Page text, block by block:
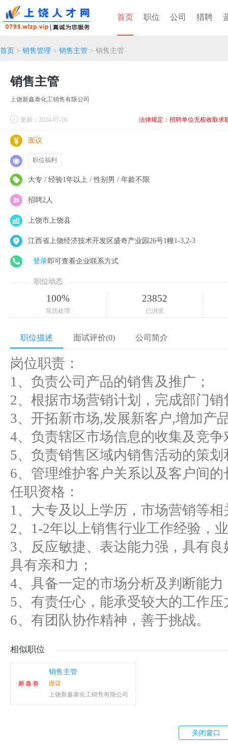
首页 职位 公司 猎聘
首页 > 销售管理 > 销售主管 > 销售主管
销售主管
上饶新鑫泰化工销售有限公司
更新：2024-07-16 法律规定：招聘单位无权收取求
面议
职位福利
大专 / 经验1年以上 / 性别男 / 年龄不限
招聘2人
上饶市上饶县
江西省上饶经济技术开发区盛奇产业园26号1幢1-3,2-3
登录即可查看企业联系方式
职位动态
100%
简历处理
23852
已浏览
职位描述 面试评价(0) 公司简介
岗位职责：
1、负责公司产品的销售及推广；
2、根据市场营销计划，完成部门销
3、开拓新市场,发展新客户,增加产
4、负责辖区市场信息的收集及竞
5、负责销售区域内销售活动的策
6、管理维护客户关系以及客户间
任职资格：
1、大专及以上学历，市场营销等相
2、1-2年以上销售行业工作经验，
3、反应敏捷、表达能力强，具有
具有亲和力；
4、具备一定的市场分析及判断能
5、有责任心，能承受较大的工作压
6、有团队协作精神，善于挑战。
相似职位
销售主管
面议
上饶新鑫泰化工销售有限公司